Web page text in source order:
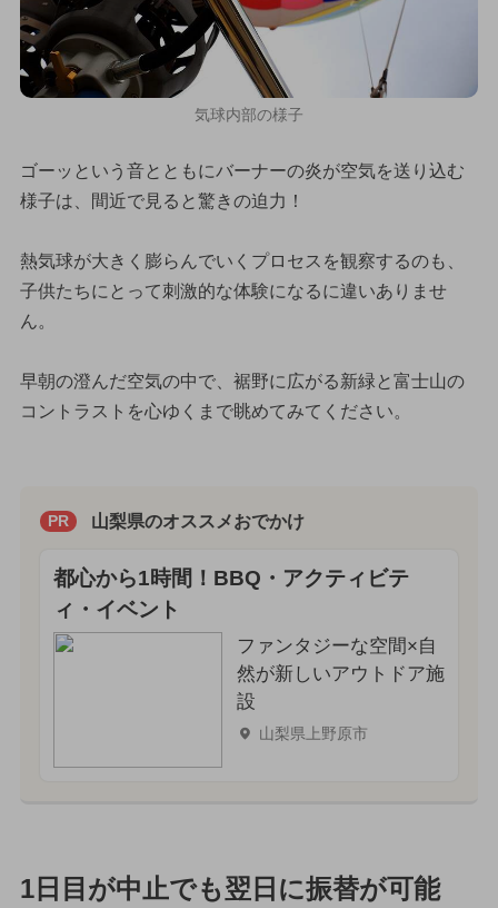
気球内部の様子
ゴーッという音とともにバーナーの炎が空気を送り込む
様子は、間近で見ると驚きの迫力！
熱気球が大きく膨らんでいくプロセスを観察するのも、
子供たちにとって刺激的な体験になるに違いありませ
ん。
早朝の澄んだ空気の中で、裾野に広がる新緑と富士山の
コントラストを心ゆくまで眺めてみてください。
PR 山梨県のオススメおでかけ
都心から1時間！BBQ・アクティビテ
ィ・イベント
ファンタジーな空間×自
然が新しいアウトドア施
設
山梨県上野原市
1日目が中止でも翌日に振替が可能